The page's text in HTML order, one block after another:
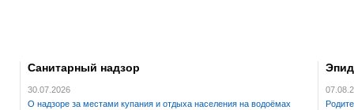
Санитарный надзор
30.07.2026
О надзоре за местами купания и отдыха населения на водоёмах